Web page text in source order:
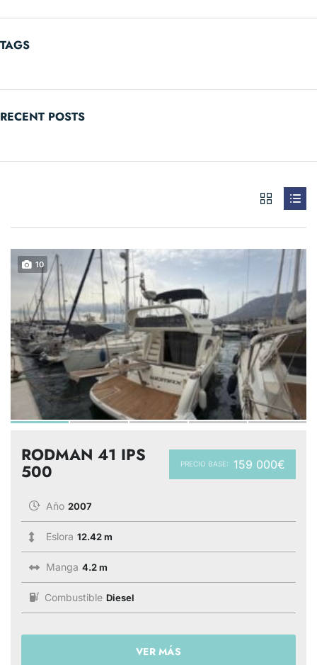
TAGS
RECENT POSTS
10
PRECIO BASE: 159 000€
RODMAN 41 IPS
500
Año 2007
Eslora 12.42 m
Manga 4.2 m
Combustible Diesel
VER MÁS